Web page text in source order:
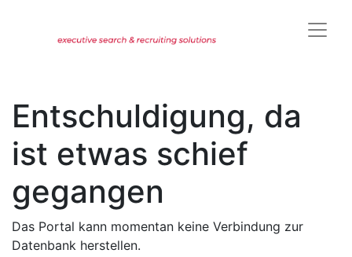
Entschuldigung, da
ist etwas schief
gegangen
Das Portal kann momentan keine Verbindung zur
Datenbank herstellen.